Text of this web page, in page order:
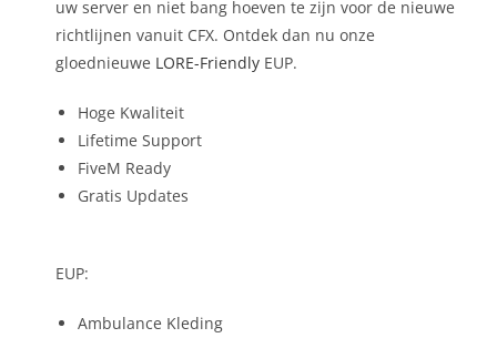
uw server en niet bang hoeven te zijn voor de nieuwe
richtlijnen vanuit CFX. Ontdek dan nu onze
gloednieuwe LORE-Friendly EUP.
Hoge Kwaliteit
Lifetime Support
FiveM Ready
Gratis Updates
EUP:
Ambulance Kleding